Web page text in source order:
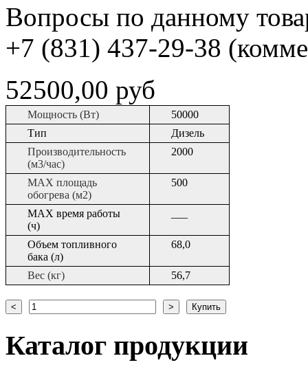
Вопросы по данному
+7 (831) 437-29-38
52500,00 руб
Мощность (Вт)
50000
Тип
Дизель
Производительность
(м3/час)
2000
МАХ площадь
обогрева (м2)
­­­500
МАХ время работы
(ч)
Объем топливного
бака (л)
68,0
Вес (кг) 56,7
Каталог продукции